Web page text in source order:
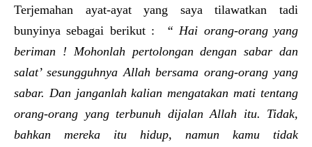
Terjemahan ayat-ayat yang saya tilawatkan tadi
bunyinya sebagai berikut :
“ Hai orang-orang yang
beriman ! Mohonlah pertolongan dengan sabar dan
salat’ sesungguhnya Allah bersama orang-orang yang
sabar. Dan janganlah kalian mengatakan mati tentang
orang-orang yang terbunuh dijalan Allah itu. Tidak,
bahkan mereka itu hidup, namun kamu tidak